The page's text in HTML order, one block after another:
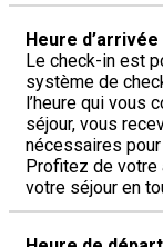
Heure d’arrivée
Le check-in est
système de
l’heure qui vous
séjour, vous
nécessaires
Profitez de votre
votre séjour en